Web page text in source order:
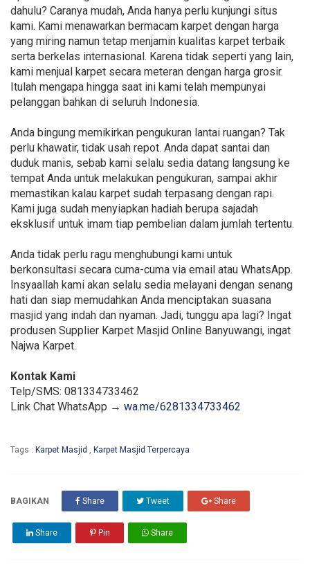
dahulu? Caranya mudah, Anda hanya perlu kunjungi situs
kami. Kami menawarkan bermacam karpet dengan harga
yang miring namun tetap menjamin kualitas karpet terbaik
serta berkelas internasional. Karena tidak seperti yang lain,
kami menjual karpet secara meteran dengan harga grosir.
Itulah mengapa hingga saat ini kami telah mempunyai
pelanggan bahkan di seluruh Indonesia.
Anda bingung memikirkan pengukuran lantai ruangan? Tak
perlu khawatir, tidak usah repot. Anda dapat santai dan
duduk manis, sebab kami selalu sedia datang langsung ke
tempat Anda untuk melakukan pengukuran, sampai akhir
memastikan kalau karpet sudah terpasang dengan rapi.
Kami juga sudah menyiapkan hadiah berupa sajadah
eksklusif untuk imam tiap pembelian dalam jumlah tertentu.
Anda tidak perlu ragu menghubungi kami untuk
berkonsultasi secara cuma-cuma via email atau WhatsApp.
Insyaallah kami akan selalu sedia melayani dengan senang
hati dan siap memudahkan Anda menciptakan suasana
masjid yang indah dan nyaman. Jadi, tunggu apa lagi? Ingat
produsen Supplier Karpet Masjid Online Banyuwangi, ingat
Najwa Karpet.
Kontak Kami
Telp/SMS: 081334733462
Link Chat WhatsApp → wa.me/6281334733462
Tags : Karpet Masjid Karpet Masjid Terpercaya
BAGIKAN Share Tweet Share
Share Pin Share